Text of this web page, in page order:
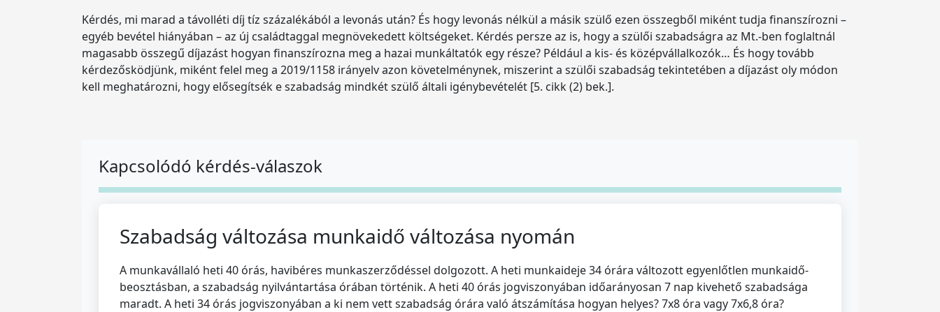
Kérdés, mi marad a távolléti díj tíz százalékából a levonás után? És hogy levonás nélkül a másik szülő ezen összegből miként tudja finanszírozni –
egyéb bevétel hiányában – az új családtaggal megnövekedett költségeket. Kérdés persze az is, hogy a szülői szabadságra az Mt.-ben foglaltnál
magasabb összegű díjazást hogyan finanszírozna meg a hazai munkáltatók egy része? Például a kis- és középvállalkozók… És hogy tovább
kérdezősködjünk, miként felel meg a 2019/1158 irányelv azon követelménynek, miszerint a szülői szabadság tekintetében a díjazást oly módon
kell meghatározni, hogy elősegítsék e szabadság mindkét szülő általi igénybevételét [5. cikk (2) bek.].
Kapcsolódó kérdés-válaszok
Szabadság változása munkaidő változása nyomán
A munkavállaló heti 40 órás, havibéres munkaszerződéssel dolgozott. A heti munkaideje 34 órára változott egyenlőtlen munkaidő-
beosztásban, a szabadság nyilvántartása órában történik. A heti 40 órás jogviszonyában időarányosan 7 nap kivehető szabadsága
maradt. A heti 34 órás jogviszonyában a ki nem vett szabadság órára való átszámítása hogyan helyes? 7x8 óra vagy 7x6,8 óra?